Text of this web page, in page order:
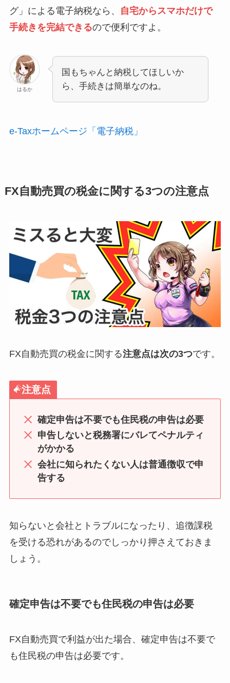
グ」による電子納税なら、
自宅からスマホだけで
手続きを完結できるので便利ですよ。
はるか
国もちゃんと納税してほしいか
ら、手続きは簡単なのね。
e-Taxホームページ「電子納税」
FX自動売買の税金に関する3つの注意点
FX自動売買の税金に関する注意点は次の3つです。
注意点
確定申告は不要でも住民税の申告は必要
申告しないと税務署にバレてペナルティ
がかかる
会社に知られたくない人は普通徴収で申
告する
知らないと会社とトラブルになったり、追徴課税
を受ける恐れがあるのでしっかり押さえておきま
しょう。
確定申告は不要でも住民税の申告は必要
FX自動売買で利益が出た場合、確定申告は不要で
も住民税の申告は必要です。